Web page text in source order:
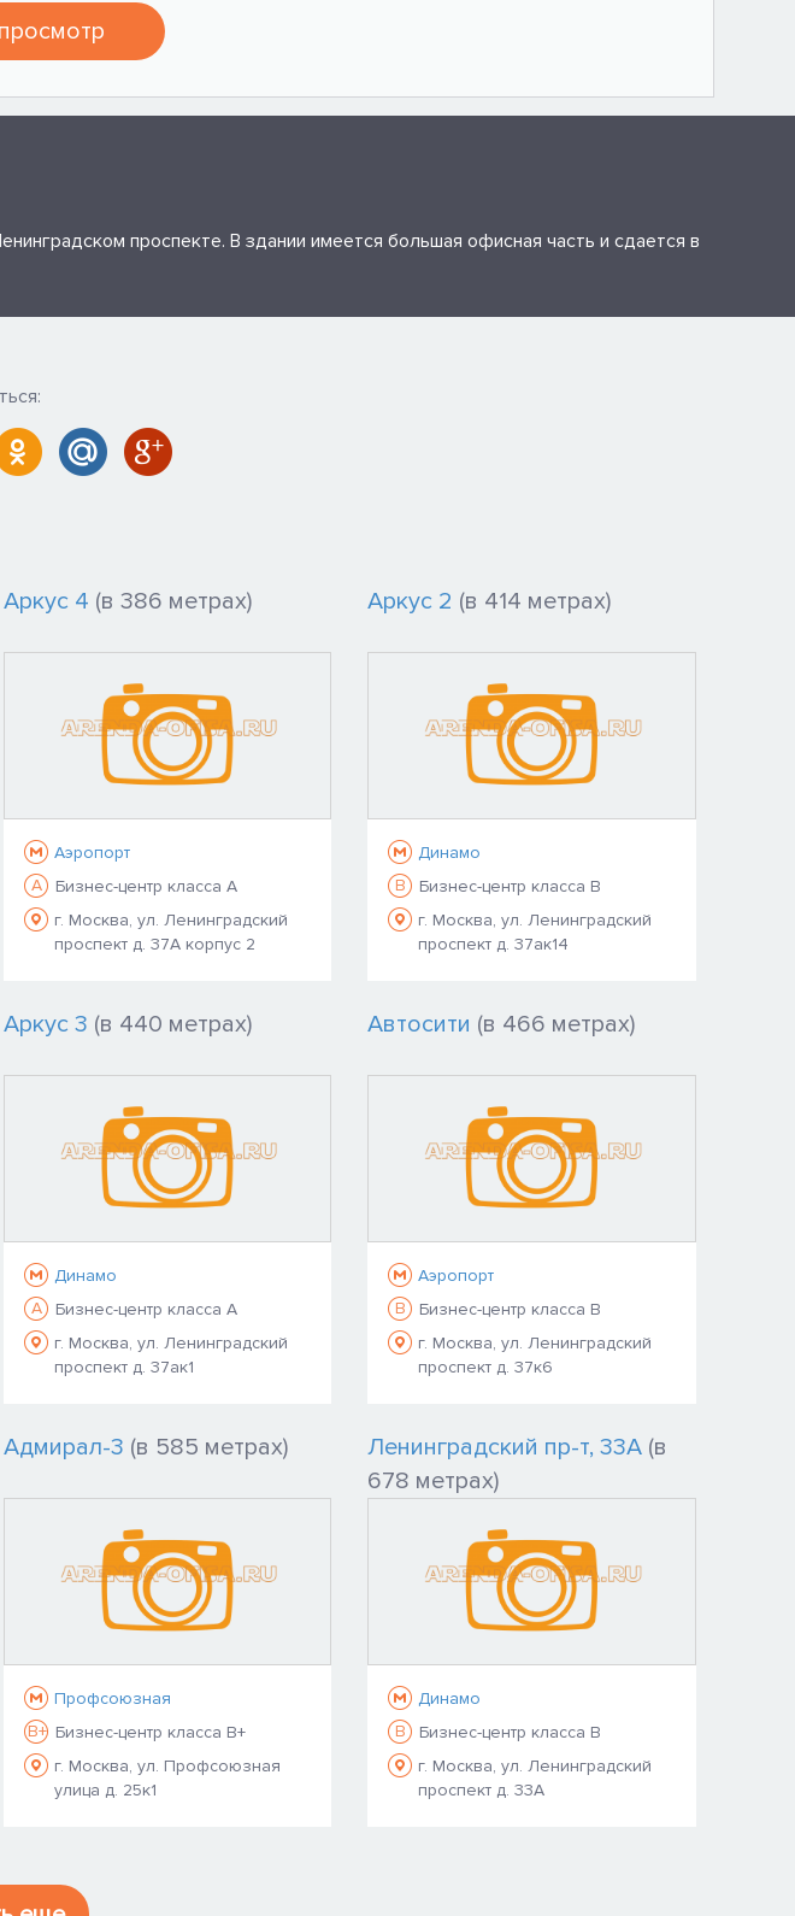
проспекте. В здании имеется большая офисная часть и сдается в
Аркус 4 (в 386 метрах)
Аэропорт
A
Бизнес-центр класса A
г. Москва, ул. Ленинградский
проспект д. 37А корпус 2
Аркус 2 (в 414 метрах)
Динамо
B
Бизнес-центр класса B
г. Москва, ул. Ленинградский
проспект д. 37ак14
Аркус 3 (в 440 метрах)
Динамо
A
Бизнес-центр класса A
г. Москва, ул. Ленинградский
проспект д. 37ак1
Автосити (в 466 метрах)
Аэропорт
B
Бизнес-центр класса B
г. Москва, ул. Ленинградский
проспект д. 37к6
Адмирал-3 (в 585 метрах)
Профсоюзная
B+ Бизнес-центр класса B+
г. Москва, ул. Профсоюзная
улица д. 25к1
Ленинградский пр-т, 33А (в
678 метрах)
Динамо
B
Бизнес-центр класса B
г. Москва, ул. Ленинградский
проспект д. 33А